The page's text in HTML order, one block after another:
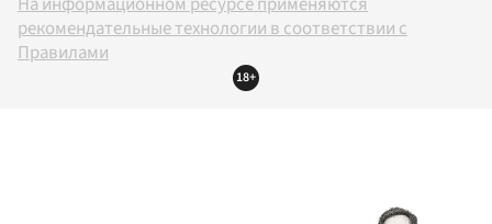
рекомендательные технологии в соответствии с
Правилами
18+